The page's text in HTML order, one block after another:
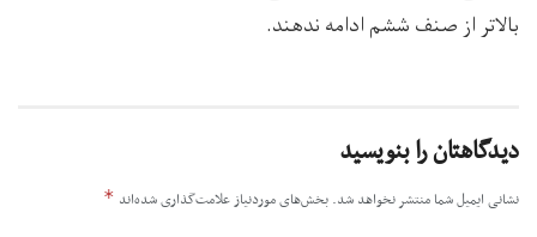
بالاتر از صنف ششم ادامه ندهند.
دیدگاهتان را بنویسید
نشانی ایمیل شما منتشر نخواهد شد. بخش‌های موردنیاز علامت‌گذاری شده‌اند *